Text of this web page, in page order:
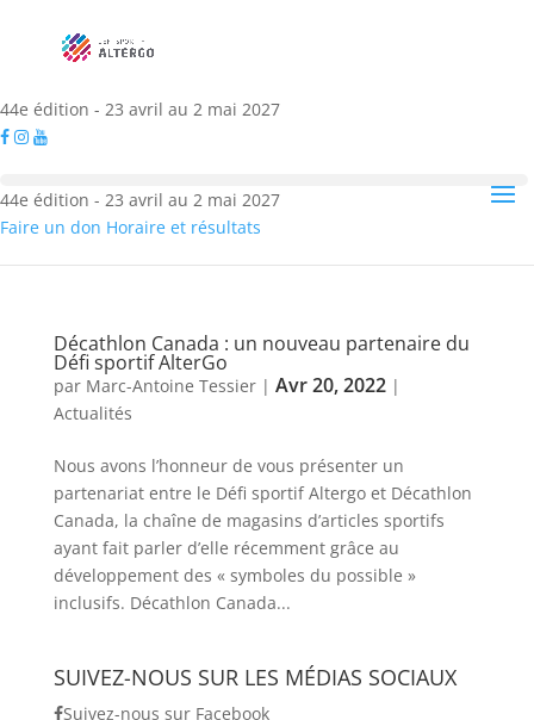
44e édition - 23 avril au 2 mai 2027
44e édition - 23 avril au 2 mai 2027
Faire un don Horaire et résultats
Décathlon Canada : un nouveau partenaire du
Défi sportif AlterGo
par Marc-Antoine Tessier| Avr 20, 2022|
Actualités
Nous avons l’honneur de vous présenter un
partenariat entre le Défi sportif Altergo et Décathlon
Canada, la chaîne de magasins d’articles sportifs
ayant fait parler d’elle récemment grâce au
développement des « symboles du possible »
inclusifs. Décathlon Canada...
SUIVEZ-NOUS SUR LES MÉDIAS SOCIAUX
Suivez-nous sur Facebook